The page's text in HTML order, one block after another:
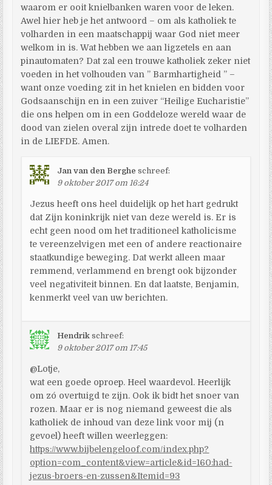
waarom er ooit knielbanken waren voor de leken.
Awel hier heb je het antwoord – om als katholiek te
volharden in een maatschappij waar God niet meer
welkom in is. Wat hebben we aan ligzetels en aan
pinautomaten? Dat zal een trouwe katholiek zeker niet
voeden in het volhouden van ” Barmhartigheid ” –
want onze voeding zit in het knielen en bidden voor
Godsaanschijn en in een zuiver “Heilige Eucharistie”
die ons helpen om in een Goddeloze wereld waar de
dood van zielen overal zijn intrede doet te volharden
in de LIEFDE. Amen.
Jan van den Berghe schreef:
9 oktober 2017 om 16:24
Jezus heeft ons heel duidelijk op het hart gedrukt
dat Zijn koninkrijk niet van deze wereld is. Er is
echt geen nood om het traditioneel katholicisme
te vereenzelvigen met een of andere reactionaire
staatkundige beweging. Dat werkt alleen maar
remmend, verlammend en brengt ook bijzonder
veel negativiteit binnen. En dat laatste, Benjamin,
kenmerkt veel van uw berichten.
Hendrik schreef:
9 oktober 2017 om 17:45
@Lotje,
wat een goede oproep. Heel waardevol. Heerlijk
om zó overtuigd te zijn. Ook ik bidt het snoer van
rozen. Maar er is nog niemand geweest die als
katholiek de inhoud van deze link voor mij (n
gevoel) heeft willen weerleggen:
https://www.bijbelengeloof.com/index.php?
option=com_content&view=article&id=160:had-
jezus-broers-en-zussen&Itemid=93